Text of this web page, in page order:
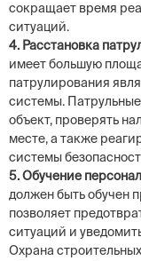
сокращает время
ситуаций.
4. Расстановка
имеет большую
патрулирования
системы.
объект, проверять
месте, а также
системы
5. Обучение
должен быть обучен
позволяет
ситуаций и
Охрана